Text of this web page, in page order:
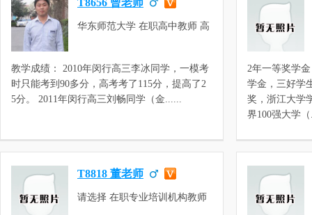
T8656 曾老师
华东师范大学 在职高中教师 高
高一英语，初中英语，初三英
语，初二英语，初一英语，预初
教学成绩： 2010年闵行高三李冰同学，一模考
时只能考到90多分，高考考了115分，提高了2
5分。 2011年闵行高三刘畅同学（金......
2年一等奖学
学金，三好学
奖，浙江大学
界100强大学
T8818 董老师
请选择 在职专业培训机构教师